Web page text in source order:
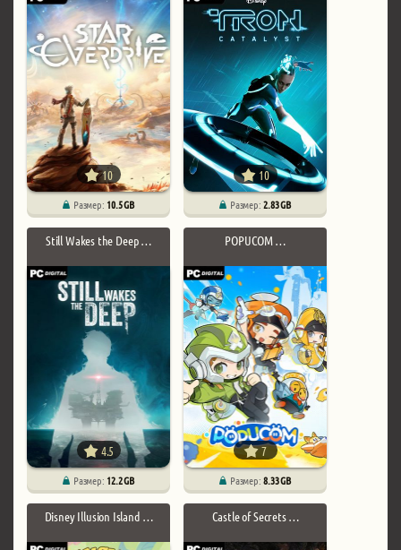
10
Размер: 10.5 GB
10
Размер:2.83 GB
Still Wakes the Deep …
4.5
Размер: 12.2 GB
POPUCOM …
7
Размер:8.33 GB
Disney Illusion Island … Castle of Secrets …